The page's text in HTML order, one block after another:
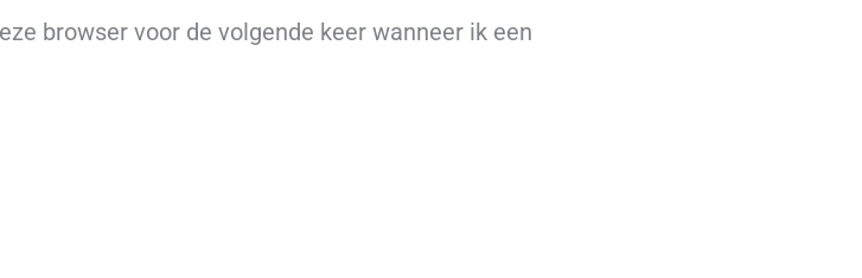
browser voor de volgende keer wanneer ik een